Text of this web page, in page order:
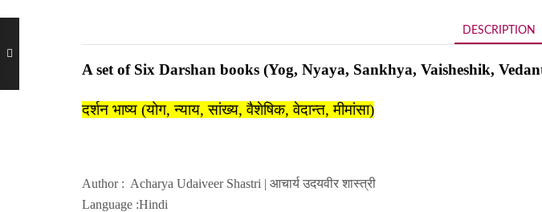
DESCRIPTION
A set of Six Darshan books (Yog, Nyaya, Sankhya, Vaisheshik,
दर्शन भाष्य (योग, न्याय, सांख्य, वैशेषिक, वेदान्त, मीमांसा)
Author : Acharya Udaiveer Shastri | आचार्य उदयवीर शास्त्री
Language :Hindi